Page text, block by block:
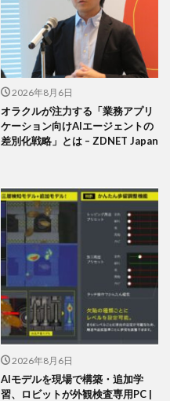
2026年8月6日
オラクルが注力する「業務アプリ
ケーション向けAIエージェントの
差別化戦略」とは – ZDNET Japan
2026年8月6日
AIモデルを現場で構築・追加学
習、ロビットが外観検査専用PC |